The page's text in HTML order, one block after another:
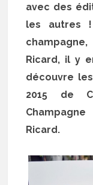
avec des
les autres
Ricard, il y
découvre
2015 de
Ricard.